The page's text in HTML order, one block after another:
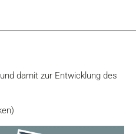
damit zur Entwicklung des